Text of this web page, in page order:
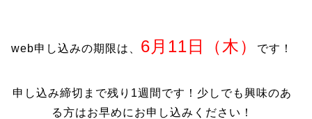
web申し込みの期限は、 6月11日（木） です！
申し込み締切まで残り1週間です！少しでも興味のあ
る方はお早めにお申し込みください！